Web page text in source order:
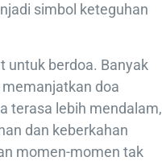
simbol keteguhan
untuk berdoa. Banyak
doa
terasa lebih mendalam,
dan keberkahan
momen-momen tak